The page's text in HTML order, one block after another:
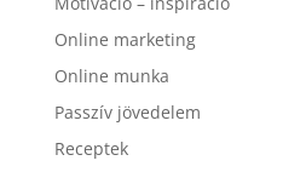
Online marketing
Online munka
Passzív jövedelem
Receptek